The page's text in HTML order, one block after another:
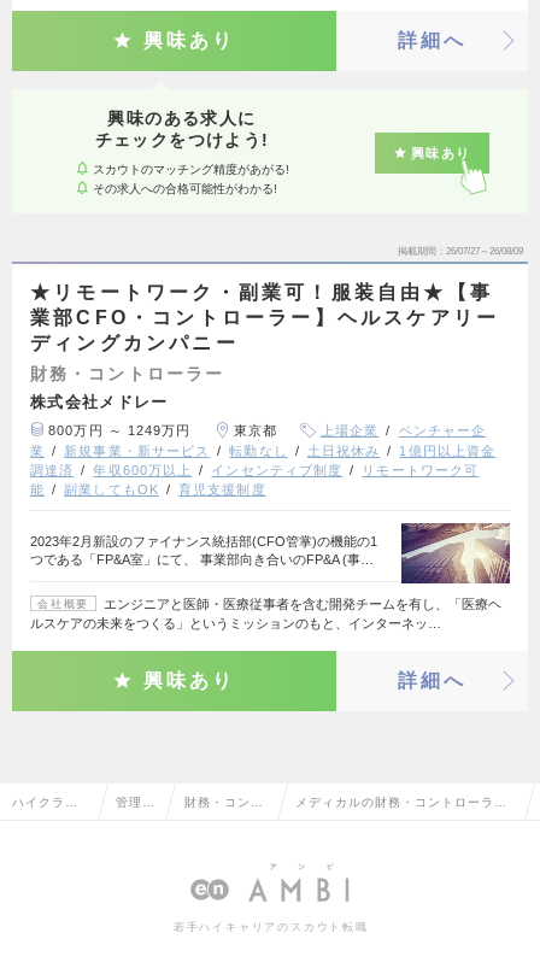
興味あり 詳細へ
興味のある求人に
チェックをつけよう!
スカウトのマッチング精度があがる!
その求人への合格可能性がわかる!
興味あり
掲載期間 26/07/27～26/08/09
★リモートワーク・副業可！服装自由★【事
業部CFO・コントローラー】ヘルスケアリー
ディングカンパニー
財務・コントローラー
株式会社メドレー
800万円 ～ 1249万円 東京都 上場企業
ベンチャー企
業
新規事業・新サービス 転勤なし 土日祝休み
1億円以上資金
調達済
年収600万以上 インセンティブ制度
リモートワーク可
能
副業してもOK 育児支援制度
2023年2月新設のファイナンス統括部(CFO管掌)の機能の1
つである「FP&A室」にて、 事業部向き合いのFP&A (事…
会社概要
エンジニアと医師・医療従事者を含む開発チームを有し、「医療ヘ
ルスケアの未来をつくる」というミッションのもと、インターネッ…
興味あり 詳細へ
ハイクラス 管理部 財務・コント メディカルの財務・コントローラー
若手ハイキャリアのスカウト転職